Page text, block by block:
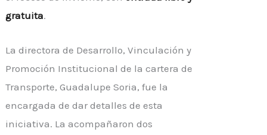
gratuita.
La directora de Desarrollo, Vinculación y
Promoción Institucional de la cartera de
Transporte, Guadalupe Soria, fue la
encargada de dar detalles de esta
iniciativa. La acompañaron dos